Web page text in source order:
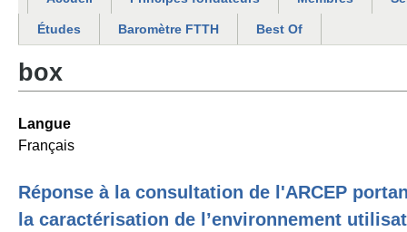
Menu principal
Études Baromètre FTTH Best Of
box
Langue
Français
Réponse à la consultation de l'ARCEP
la caractérisation de l’environnement